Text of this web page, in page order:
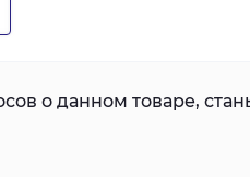
о данном товаре,